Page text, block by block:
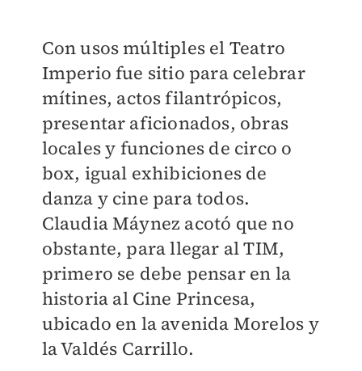
Con usos múltiples el Teatro
Imperio fue sitio para celebrar
mítines, actos filantrópicos,
presentar aficionados, obras
locales y funciones de circo o
box, igual exhibiciones de
danza y cine para todos.
Claudia Máynez acotó que no
obstante, para llegar al TIM,
primero se debe pensar en la
historia al Cine Princesa,
ubicado en la avenida Morelos y
la Valdés Carrillo.